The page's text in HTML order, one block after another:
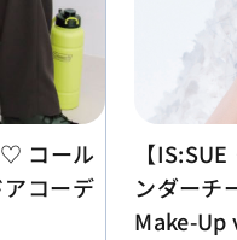
♡ コール
コーデ
【
ンダーチ
Make-Up